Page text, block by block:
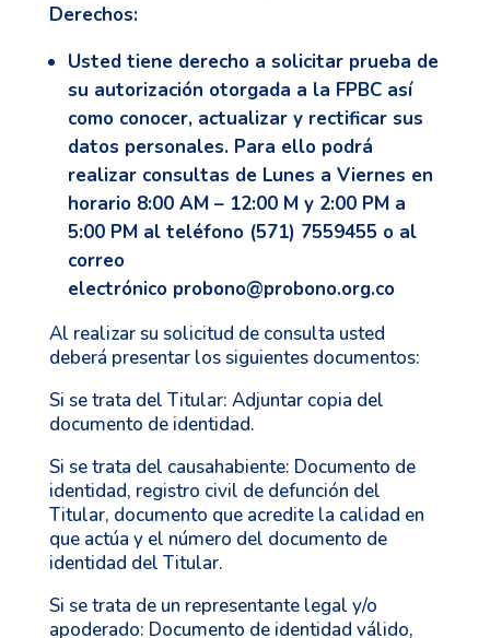
Derechos:
Usted tiene derecho a solicitar prueba de
su autorización otorgada a la FPBC así
como conocer, actualizar y rectificar sus
datos personales. Para ello podrá
realizar consultas de Lunes a Viernes en
horario 8:00 AM – 12:00 M y 2:00 PM a
5:00 PM al teléfono (571) 7559455 o al
correo
electrónico probono@probono.org.co
Al realizar su solicitud de consulta usted
deberá presentar los siguientes documentos:
Si se trata del Titular: Adjuntar copia del
documento de identidad.
Si se trata del causahabiente: Documento de
identidad, registro civil de defunción del
Titular, documento que acredite la calidad en
que actúa y el número del documento de
identidad del Titular.
Si se trata de un representante legal y/o
apoderado: Documento de identidad válido,